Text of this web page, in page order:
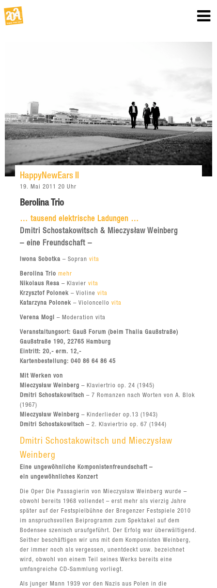
HappyNewEars II
19. Mai 2011 20 Uhr
Berolina Trio
… tausend elektrische Ladungen …
Dmitri Schostakowitsch & Mieczysław Weinberg
– eine Freundschaft –
Iwona Sobotka – Sopranvita
Berolina Trio mehr
Nikolaus Resa – Klaviervita
Krzysztof Polonek – Violinevita
Katarzyna Polonek – Violoncellovita
Verena Mogl – Moderation vita
Veranstaltungsort: Gauß Forum (beim Thalia Gaußstraße)
Gaußstraße 190, 22765 Hamburg
Eintritt: 20,- erm. 12,-
Kartenbestellung: 040 86 64 86 45
Mit Werken von
Mieczysław Weinberg – Klaviertrio op. 24 (1945)
Dmitri Schostakowitsch – 7 Romanzen nach Worten von A. Blok
(1967)
Mieczysław Weinberg – Kinderlieder op.13 (1943)
Dmitri Schostakowitsch – 2. Klaviertrio op. 67 (1944)
Dmitri Schostakowitsch und Mieczysław
Weinberg
Eine ungewöhnliche Komponistenfreundschaft –
ein ungewöhnliches Konzert
Die Oper Die Passagierin von Mieczysław Weinberg wurde –
obwohl bereits 1968 vollendet – erst mehr als vierzig Jahre
später auf der Festspielbühne der Bregenzer Festspiele 2010
im anspruchsvollen Beiprogramm zum Spektakel auf dem
Bodensee szenisch uraufgeführt. Der Erfolg war überwältigend.
Seither beschäftigen wir uns mit dem Komponisten Weinberg,
der immer noch als vergessen, unentdeckt usw. bezeichnet
wird, obwohl von einem Teil seines Werks bereits eine
umfangreiche CD-Sammlung vorliegt.
Als junger Mann 1939 vor den Nazis aus Polen in die